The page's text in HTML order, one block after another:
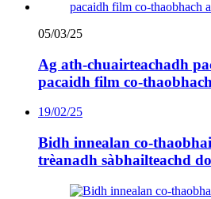
05/03/25
Ag ath-chuairteachadh
pacaidh film co-
19/02/25
Bidh innealan co-
trèanadh sàbhailteachd